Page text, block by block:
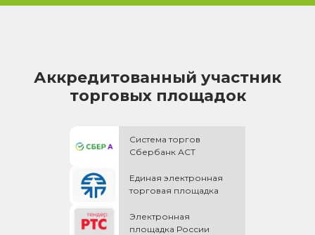
Аккредитованный участник
торговых площадок
Система торгов
Сбербанк АСТ
Единая электронная
торговая площадка
Электронная
площадка России